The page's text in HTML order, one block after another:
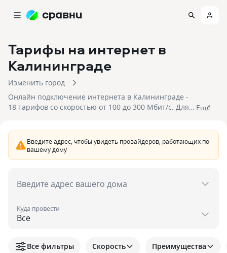
Тарифы на интернет в
Калининграде
Изменить город
Онлайн подключение интернета в Калининграде -
18 тарифов со скоростью от 100 до 300 Мбит/с. Для
заявку, чтобы подключить интернет в
Калининграде.
Eщё
Введите адрес, чтобы увидеть провайдеров, работающих по
вашему дому
Введите адрес вашего дома
Куда провести
Все фильтры Скорость Преимущества